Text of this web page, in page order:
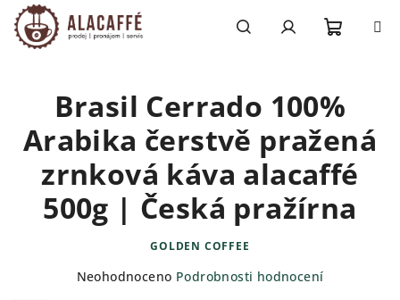
Přejít
na
obsah
košík
Brasil Cerrado 100%
Arabika čerstvě pražená
zrnková káva alacaffé
500g | Česká pražírna
GOLDEN COFFEE
Průměrné
Neohodnoceno Podrobnosti hodnocení